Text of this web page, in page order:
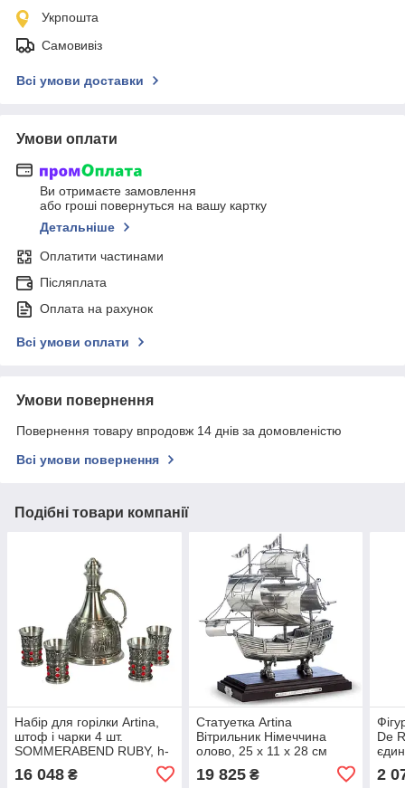
Укрпошта
Самовивіз
Всі умови доставки
Умови оплати
Ви отримаєте замовлення
або гроші повернуться на вашу картку
Детальніше
Оплатити частинами
Післяплата
Оплата на рахунок
Всі умови оплати
Умови повернення
Повернення товару впродовж 14 днів за домовленістю
Всі умови повернення
Подібні товари компанії
Набір для горілки Artina,
штоф і чарки 4 шт.
SOMMERABEND RUBY, h-
19 см, h-6 см, 400 мл, 60
мл (13112a)
16 048 ₴
Статуетка Artina
Вітрильник Німеччина
олово, 25 х 11 х 28 см
19 825₴
De
2